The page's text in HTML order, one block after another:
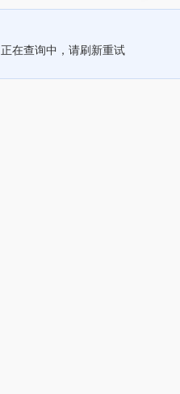
正在查询中，请刷新重试